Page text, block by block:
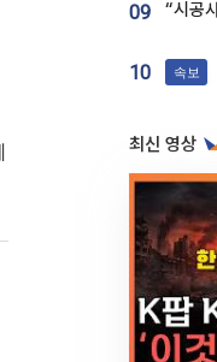
09
10 속보
최신 영상